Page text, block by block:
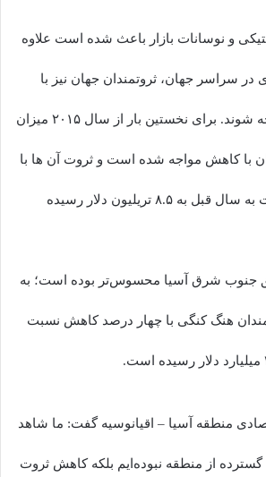
و نوسانات بازار باعث شده است علاوه
سراسر جهان، ثروتمندان جهان نیز با
کاهش ثروت خود مواجه شوند. برای نخستین بار از سال ۲۰۱۵ میزان
با کاهش مواجه شده است و ثروت آن ها با
۴.۳ درصد کاهش نسبت به سال قبل به ۸.۵ تریلیون دلار رسیده
جنوب شرق آسیا محسوس‌تر بوده است؛ به
هنگ کنگی با چهار درصد کاهش نسبت
منطقه آسیا – اقیانوسیه گفت: ما شاهد
از منطقه نبوده‌ایم بلکه کاهش ثروت